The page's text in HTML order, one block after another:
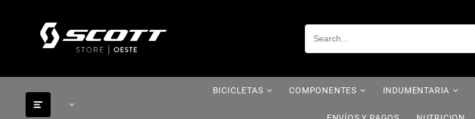
BICICLETAS COMPONENTES INDUMENTARIA